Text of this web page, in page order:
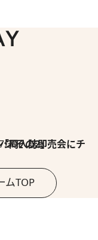
売会にチャレンジ その2」
ムTOP